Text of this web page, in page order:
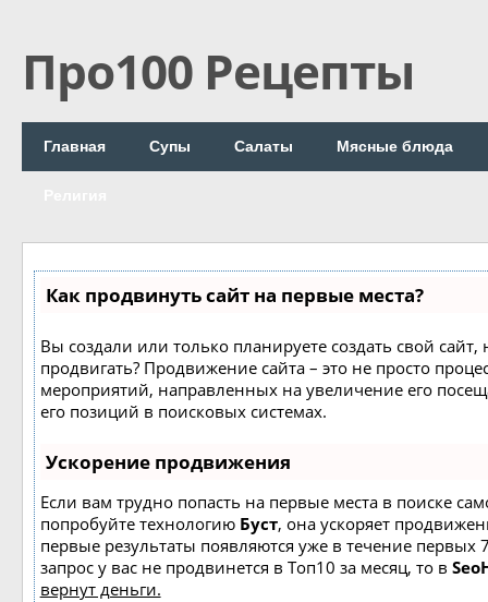
Про100 Рецепты
Главная Супы Салаты Мясные блюда
Как продвинуть сайт на первые места?
Вы создали или только планируете создать свой сайт,
продвигать? Продвижение сайта – это не просто
мероприятий, направленных на увеличение его
его позиций в поисковых системах.
Ускорение продвижения
Если вам трудно попасть на первые места в поиске
попробуйте технологию Буст, она ускоряет
первые результаты появляются уже в течение первых
запрос у вас не продвинется в Топ10 за месяц, то в
вернут деньги.